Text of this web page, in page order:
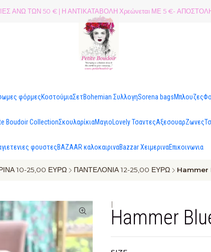
φόρμεςΚοστούμιαΣετBohemian ΣυλλογηSorena bagsΜπλουζες
Boudoir CollectionΣκουλαρίκιαΜαγιo Lovely ΤσαντεςΑξεσουαρΖωνες
φουστεςBAZAAR καλοκαιριναBazzar ΧειμεριναΕπικοινωνια
ΑΝΩ ΤΩΝ 50 € | Η ΑΝΤΙΚΑΤΑΒΟΛΗ Χρεώνεται ΜΕ 5 €-
10-25,00 ΕΥΡΩ ΠΑΝΤΕΛΟΝΙΑ 12-25,00 ΕΥΡΩ Hammer
|
Hammer